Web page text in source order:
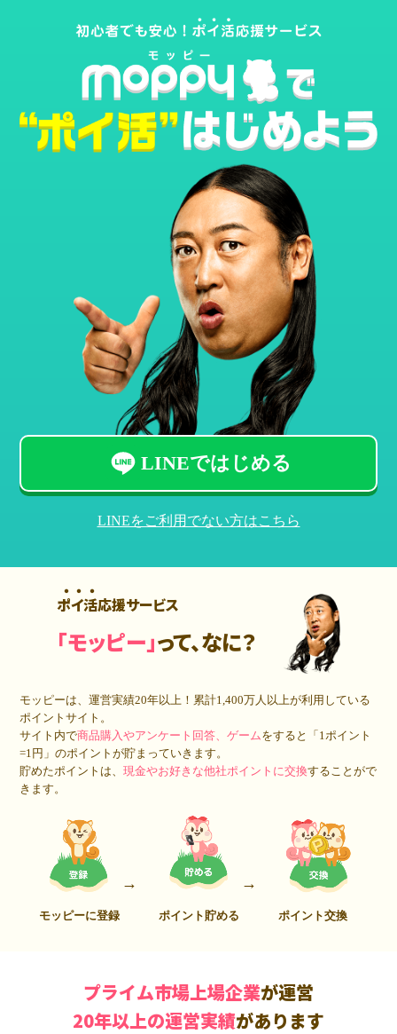
LINEではじめる
LINEをご利用でない方はこちら
ポイ活応援サービス
「モッピー」って、なに？
モッピーは、運営実績20年以上！累計1,400万人 以上が利用している
ポイントサイト。
サイト内で商品購入やアンケート回答、ゲームをすると「1ポイント
=1円」のポイントが貯まっていきます。
貯めたポイントは、現金やお好きな他社ポイントに交換することがで
きます。
モッピーに登録 ポイント貯める ポイント交換
プライム市場上場企業が運営
20年以上の運営実績があります